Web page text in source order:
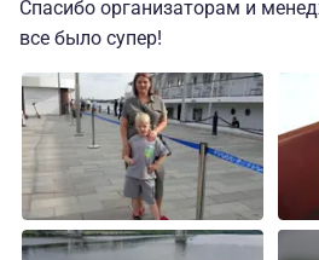
Спасибо организаторам и
все было супер!